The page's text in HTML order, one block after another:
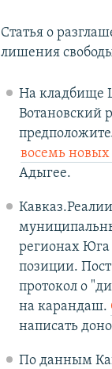
Статья о
лишения
На кладбище
Вотановский
восемь
Адыгее.
Кавказ.Реалии
регионах Юга
позиции.
протокол о
на карандаш.
написать
По данным